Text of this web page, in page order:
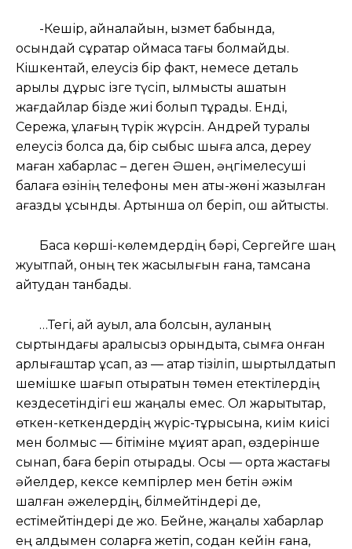
-Кешір, айналайын, қызмет бабында,
осындай сұрақтар қоймасқа тағы болмайды.
Кішкентай, елеусіз бір факт, немесе деталь
арқылы дұрыс ізге түсіп, қылмысты ашатын
жағдайлар бізде жиі болып тұрады. Енді,
Сережа, құлағың түрік жүрсін. Андрей туралы
елеусіз болса да, бір сыбыс шыға қалса, дереу
маған хабарлас – деген Әшен, әңгімелесуші
балаға өзінің телефоны мен аты-жөні жазылған
қағазды ұсынды. Артынша қол беріп, қош айтысты.
Басқа көрші-көлемдердің бәрі, Сергейге шаң
жуытпай, оның тек жақсылығын ғана, тамсана
айтудан танбады.
…Тегі, қай ауыл, қала болсын, ауланың
сыртындағы арқалықсыз орындықта, сымға қонған
қарлығаштар құсап, қаз — қатар тізіліп, шыртылдатып
шемішке шағып отыратын төмен етектілердің
кездесетіндігі еш жаңалық емес. Ол жарықтықтар,
өткен-кеткендердің жүріс-тұрысына, киім киісі
мен болмыс — бітіміне мұқият қарап, өздерінше
сынап, баға беріп отырады. Осы — орта жастағы
әйелдер, кексе кемпірлер мен бетін әжім
шалған әжелердің, білмейтіндері де,
естімейтіндері де жоқ. Бейне, жаңалық хабарлар
ең алдымен соларға жетіп, содан кейін ғана,